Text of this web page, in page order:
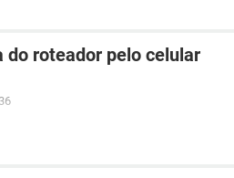
do roteador pelo celular